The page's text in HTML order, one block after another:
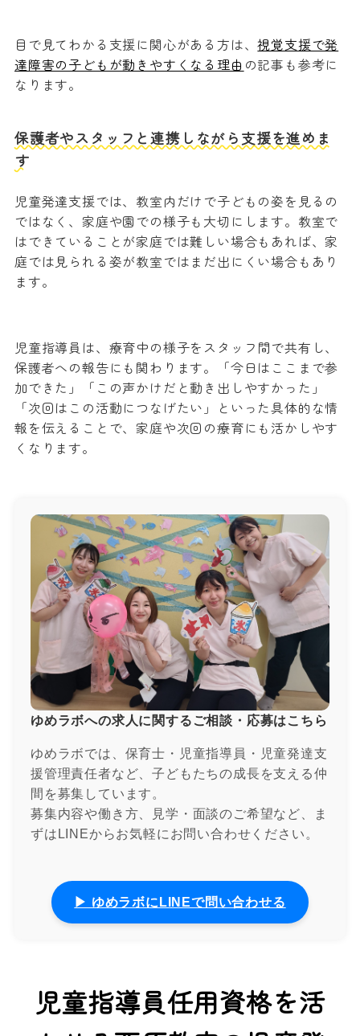
目で見てわかる支援に関心がある方は、視覚支援で発
達障害の子どもが動きやすくなる理由 の記事も参考に
なります。
保護者やスタッフと連携しながら支援を進めま
す
児童発達支援では、教室内だけで子どもの姿を見るの
ではなく、家庭や園での様子も大切にします。教室で
はできていることが家庭では難しい場合もあれば、家
庭では見られる姿が教室ではまだ出にくい場合もあり
ます。
児童指導員は、療育中の様子をスタッフ間で共有し、
保護者への報告にも関わります。「今日はここまで参
加できた」「この声かけだと動き出しやすかった」
「次回はこの活動につなげたい」といった具体的な情
報を伝えることで、家庭や次回の療育にも活かしやす
くなります。
ゆめラボへの求人に関するご相談・応募はこちら
ゆめラボでは、保育士・児童指導員・児童発達支
援管理責任者など、子どもたちの成長を支える仲
間を募集しています。
募集内容や働き方、見学・面談のご希望など、ま
ずはLINEからお気軽にお問い合わせください。
▶ ゆめラボにLINEで問い合わせる
児童指導員任用資格を活